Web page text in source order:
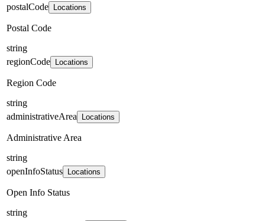
postalCode
Locations
Postal Code
string
regionCode
Locations
Region Code
string
administrativeArea
Locations
Administrative Area
string
openInfoStatus
Locations
Open Info Status
string